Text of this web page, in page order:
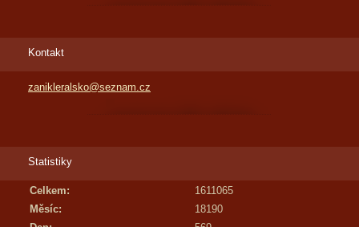
Kontakt
zanikleralsko@seznam.cz
Statistiky
Celkem:
1611065
Měsíc:
18190